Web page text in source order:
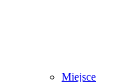
Miejsce